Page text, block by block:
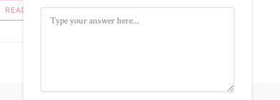
READ MORE